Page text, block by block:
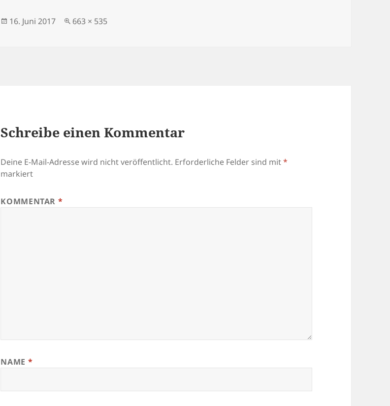
Veröffentlicht
16. Juni 2017
Volle
663 × 535
Schreibe einen Kommentar
Deine E-Mail-Adresse wird nicht veröffentlicht. Erforderliche Felder sind mit*
markiert
KOMMENTAR *
NAME *